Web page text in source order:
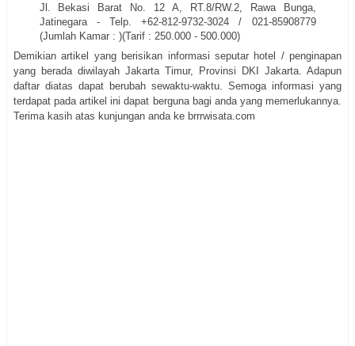
Jl.
Bekasi Barat No. 12 A, RT.8/RW.2, Rawa Bunga,
Jatinegara - Telp. +62-812-9732-3024 / 021-85908779
(Jumlah Kamar : )(Tarif : 250.000 - 500.000)
Demikian artikel yang berisikan informasi seputar hotel / penginapan
yang berada diwilayah Jakarta Timur, Provinsi DKI Jakarta. Adapun
daftar diatas dapat berubah sewaktu-waktu. Semoga informasi yang
terdapat pada artikel ini dapat berguna bagi anda yang memerlukannya.
Terima kasih atas kunjungan anda ke brrrwisata.com